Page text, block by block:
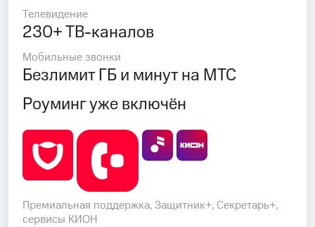
Телевидение
230+ ТВ-каналов
Мобильные звонки
Безлимит ГБ и минут на МТС
Роуминг уже включён
Премиальная поддержка, Защитник+, Секретарь+,
сервисы КИОН